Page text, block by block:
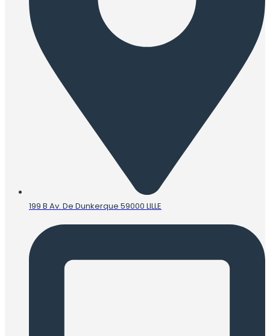
199 B Av. De Dunkerque 59000 LILLE